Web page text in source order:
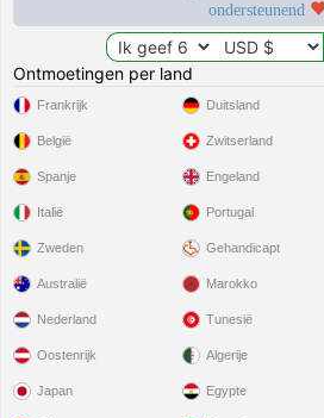
ondersteunend
Ontmoetingen per land
Frankrijk
België
Spanje
Italië
Zweden
Duitsland
Zwitserland
Engeland
Portugal
Gehandicapt
Australië
Nederland
Oostenrijk
Japan
Marokko
Tunesië
Algerije
Egypte